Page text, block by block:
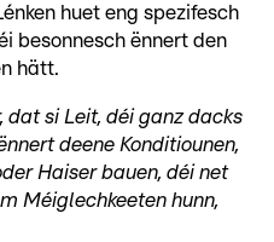
huet eng spezifesch
besonnesch ënnert den
hätt.
si Leit, déi ganz dacks
deene Konditiounen,
Haiser bauen, déi net
Méiglechkeeten hunn,